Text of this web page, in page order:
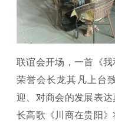
联谊会开场，一首《
荣誉会长龙其凡上台
迎、对商会的发展表
长高歌《川商在贵阳